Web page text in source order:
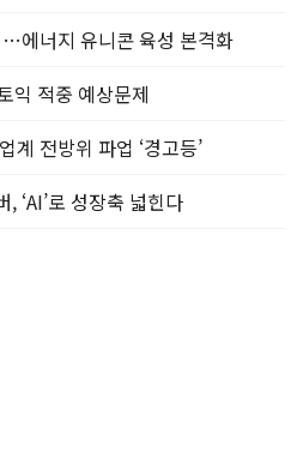
에너지 유니콘 육성 본격화
익 적중 예상문제
계 전방위 파업 ‘경고등’
‘AI’로 성장축 넓힌다